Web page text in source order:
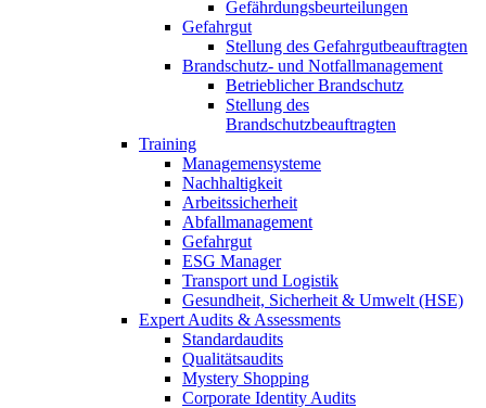
Gefährdungsbeurteilungen
Gefahrgut
Stellung des Gefahrgutbeauftragten
Brandschutz- und Notfallmanagement
Betrieblicher Brandschutz
Stellung des
Brandschutzbeauftragten
Training
Managemensysteme
Nachhaltigkeit
Arbeitssicherheit
Abfallmanagement
Gefahrgut
ESG Manager
Transport und Logistik
Gesundheit, Sicherheit & Umwelt (HSE)
Expert Audits & Assessments
Standardaudits
Qualitätsaudits
Mystery Shopping
Corporate Identity Audits